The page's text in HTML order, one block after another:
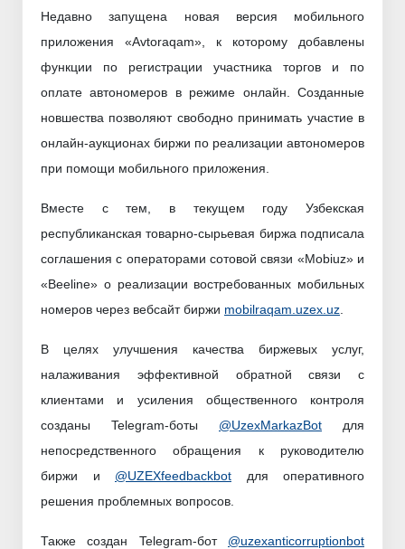
Недавно запущена новая версия мобильного
приложения «Avtoraqam», к которому добавлены
функции по регистрации участника торгов и по
оплате автономеров в режиме онлайн. Созданные
новшества позволяют свободно принимать участие в
онлайн-аукционах биржи по реализации автономеров
при помощи мобильного приложения.
Вместе с тем, в текущем году Узбекская
республиканская товарно-сырьевая биржа подписала
соглашения с операторами сотовой связи «Mobiuz» и
«Beeline» о реализации востребованных мобильных
номеров через вебсайт биржи mobilraqam.uzex.uz
В целях улучшения качества биржевых услуг,
налаживания эффективной обратной связи с
клиентами и усиления общественного контроля
созданы Telegram-боты @UzexMarkazBot для
непосредственного обращения к руководителю
биржи и @UZEXfeedbackbot для оперативного
решения проблемных вопросов.
Также создан Telegram-бот @uzexanticorruptionbot